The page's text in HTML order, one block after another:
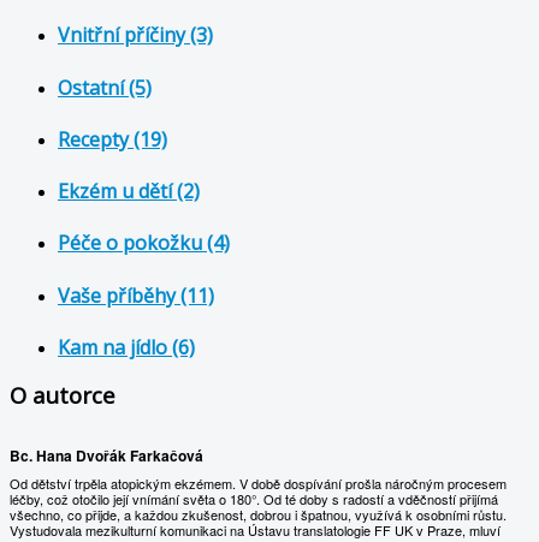
Vnitřní příčiny (3)
Ostatní (5)
Recepty (19)
Ekzém u dětí (2)
Péče o pokožku (4)
Vaše příběhy (11)
Kam na jídlo (6)
O autorce
Bc. Hana Dvořák Farkačová
Od dětství trpěla atopickým ekzémem. V době dospívání prošla náročným procesem
léčby, což otočilo její vnímání světa o 180°. Od té doby s radostí a vděčností přijímá
všechno, co přijde, a každou zkušenost, dobrou i špatnou, využívá k osobními růstu.
Vystudovala mezikulturní komunikaci na Ústavu translatologie FF UK v Praze, mluví